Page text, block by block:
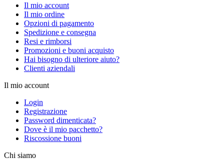
Il mio account
Il mio ordine
Opzioni di pagamento
Spedizione e consegna
Resi e rimborsi
Promozioni e buoni acquisto
Hai bisogno di ulteriore aiuto?
Clienti aziendali
Il mio account
Login
Registrazione
Password dimenticata?
Dove è il mio pacchetto?
Riscossione buoni
Chi siamo